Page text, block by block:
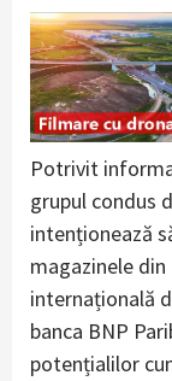
Potrivit
grupul condus
intenționează
magazinele din
internațională
banca BNP
potențialilor